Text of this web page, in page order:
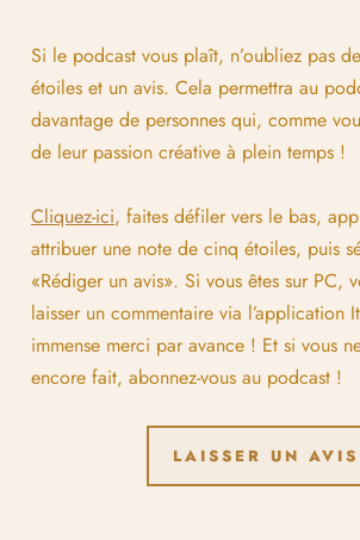
Si le podcast vous plaît, n’oubliez pas
étoiles et un avis. Cela permettra au
davantage de personnes qui, comme
de leur passion créative à plein temps !
Cliquez-ici, faites défiler vers le bas,
attribuer une note de cinq étoiles, puis
«Rédiger un avis». Si vous êtes sur PC,
laisser un commentaire via l’application
immense merci par avance ! Et si vous
encore fait, abonnez-vous au podcast !
LAISSER UN AVIS